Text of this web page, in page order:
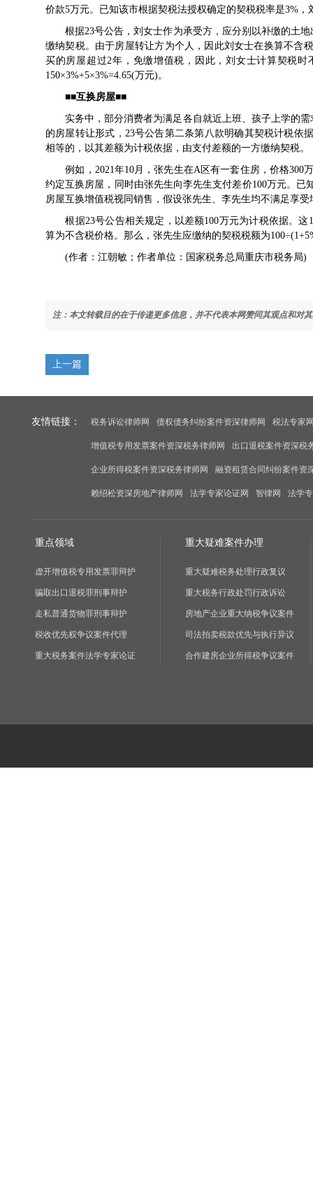
价款5万元。已知该市根据契税法授权确定的契税税率是3%
根据23号公告 ，刘女士作为承受方，应分别以补缴的土
缴纳契税。由于房屋转让方为个人，因此刘女士在换算不含
买的房屋超过2年，免缴增值税，因此，刘女士计算契税
150×3%+5×3%=4.65(万元)。
■■互换房屋■■
实务中，部分消费者为满足各自就近上班、孩子上学的需
的房屋转让形式，23号公告第二条第八款明确其契税计税依
相等的，以其差额为计税依据，由支付差额的一方缴纳契税。
例如，2021年10月，张先生在A区有一套住房，价格300
约定互换房屋，同时由张先生向李先生支付差价100万元。已
房屋互换增值税视同销售，假设张先生、李先生均不满足享
根据23号公告相关规定，以差额100万元为计税依据。
算为不含税价格。那么，张先生应缴纳的契税税额为
(作者：江朝敏；作者单位：国家税务总局重庆市税务局)
注：本文转载目的在于传递更多信息，并不代表本网赞同其观点和对
上一篇
友情链接： 税务诉讼律师网 债权债务纠纷案件资深律师网 税法专家
增值税专用发票案件资深税务律师网 出口退税案件资深税
企业所得税案件资深税务律师网 融资租赁合同纠纷案件资
赖绍松资深房地产律师网 法学专家论证网 智律网 法学
重点领域
虚开增值税专用发票罪辩护
骗取出口退税罪刑事辩护
走私普通货物罪刑事辩护
税收优先权争议案件代理
重大税务案件法学专家论证
重大疑难案件办理
重大疑难税务处理行政复议
重大税务行政处罚行政诉讼
房地产企业重大纳税争议案件
司法拍卖税款优先与执行异议
合作建房企业所得税争议案件